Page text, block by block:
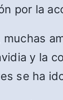
por la
y la
se ha